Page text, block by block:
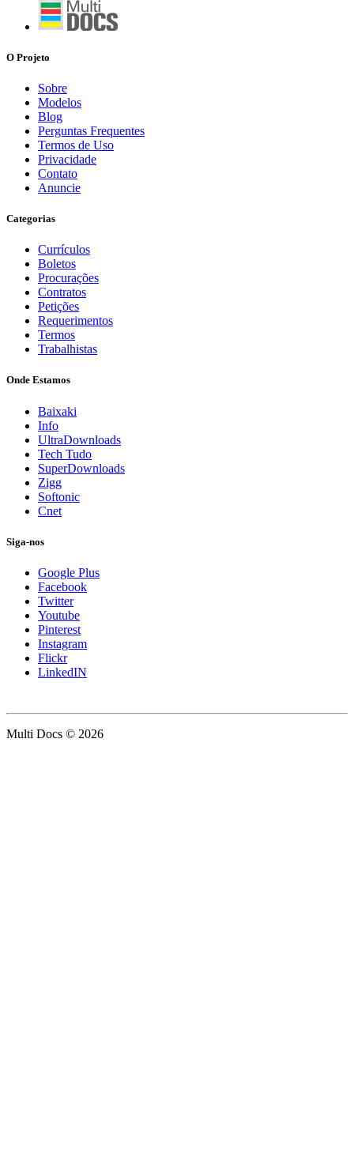
O Projeto
Sobre
Modelos
Blog
Perguntas Frequentes
Termos de Uso
Privacidade
Contato
Anuncie
Categorias
Currículos
Boletos
Procurações
Contratos
Petições
Requerimentos
Termos
Trabalhistas
Onde Estamos
Baixaki
Info
UltraDownloads
Tech Tudo
SuperDownloads
Zigg
Softonic
Cnet
Siga-nos
Google Plus
Facebook
Twitter
Youtube
Pinterest
Instagram
Flickr
LinkedIN
Multi Docs © 2026